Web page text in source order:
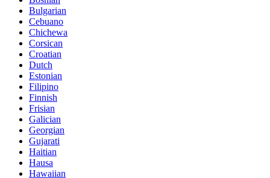
Bulgarian
Cebuano
Chichewa
Corsican
Croatian
Dutch
Estonian
Filipino
Finnish
Frisian
Galician
Georgian
Gujarati
Haitian
Hausa
Hawaiian